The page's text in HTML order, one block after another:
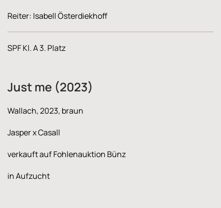
Reiter: Isabell Österdiekhoff
SPF Kl. A 3. Platz
Just me (2023)
Wallach, 2023, braun
Jasper x Casall
verkauft auf Fohlenauktion Bünz
in Aufzucht